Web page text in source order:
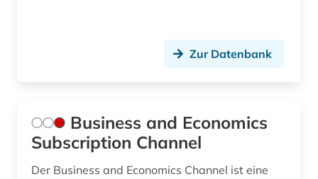
Zur Datenbank
Business and Economics
Subscription Channel
Der Business and Economics Channel ist eine